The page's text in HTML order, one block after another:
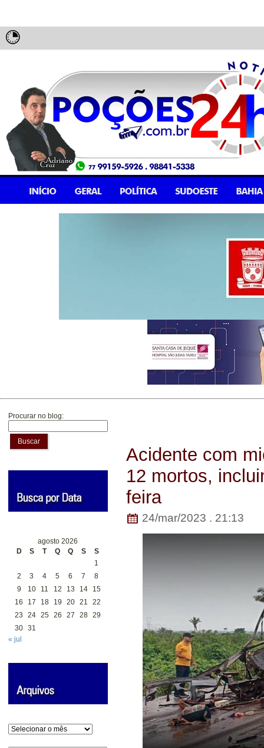
Procurar no blog:
Buscar
agosto 2026
D
S T Q Q S
S
1
2
3 4 5 6 7
8
9
10 11 12 13 14
15
16
17 18 19 20 21
22
23
24 25 26 27 28 29
30 31
« jul
Arquivos
Acidente com
12 mortos,
feira
24/mar/2023 . 21:13